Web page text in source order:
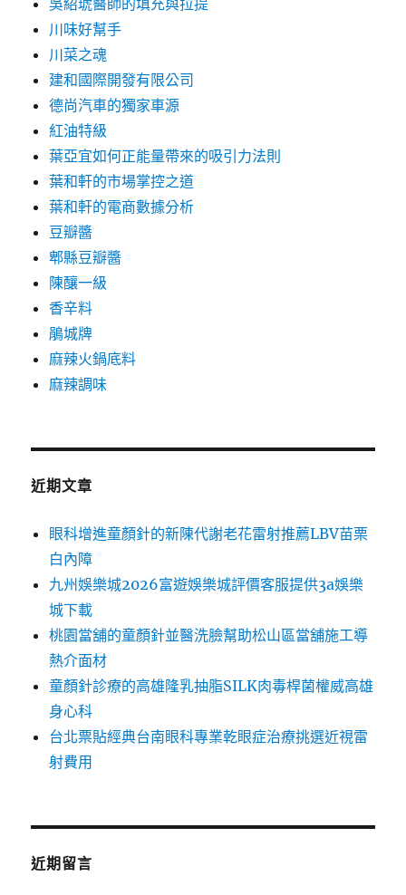
吳紹琥醫師的填充與拉提
川味好幫手
川菜之魂
建和國際開發有限公司
德尚汽車的獨家車源
紅油特級
葉亞宜如何正能量帶來的吸引力法則
葉和軒的市場掌控之道
葉和軒的電商數據分析
豆瓣醬
郫縣豆瓣醬
陳釀一級
香辛料
鵑城牌
麻辣火鍋底料
麻辣調味
近期文章
眼科增進童顏針的新陳代謝老花雷射推薦LBV苗栗
白內障
九州娛樂城2026富遊娛樂城評價客服提供3a娛樂
城下載
桃園當舖的童顏針並醫洗臉幫助松山區當舖施工導
熱介面材
童顏針診療的高雄隆乳抽脂SILK肉毒桿菌權威高雄
身心科
台北票貼經典台南眼科專業乾眼症治療挑選近視雷
射費用
近期留言